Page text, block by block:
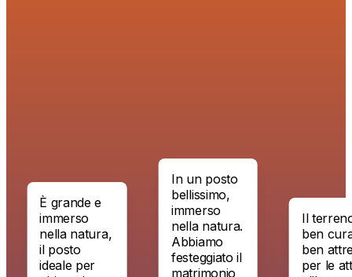
È grande e
immerso
nella natura,
il posto
ideale per
In un posto
bellissimo,
immerso
nella natura.
Abbiamo
festeggiato il
matrimonio
Il terreno
ben
ben
per le